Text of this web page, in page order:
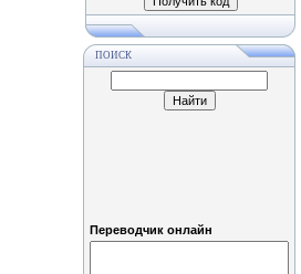
ПОИСК
Переводчик онлайн